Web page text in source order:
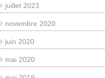
juillet 2023
novembre 2020
juin 2020
mai 2020